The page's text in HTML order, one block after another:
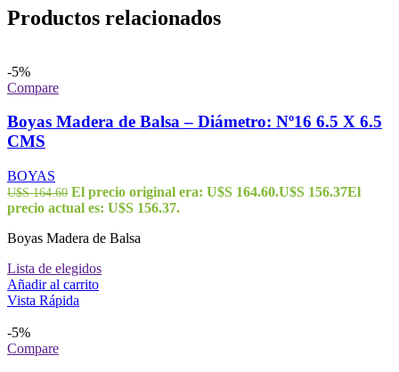
Productos relacionados
-5%
Compare
Boyas Madera de Balsa – Diámetro: Nº16 6.5 X 6.5
CMS
BOYAS
U$S164.60 El precio original era: U$S 164.60.U$S 156.37El
precio actual es: U$S 156.37.
Boyas Madera de Balsa
Lista de elegidos
Añadir al carrito
Vista Rápida
-5%
Compare